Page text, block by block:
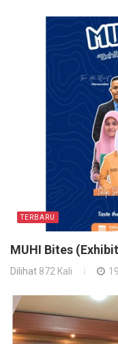
TERBARU
MUHI Bites
Dilihat 872 Kali